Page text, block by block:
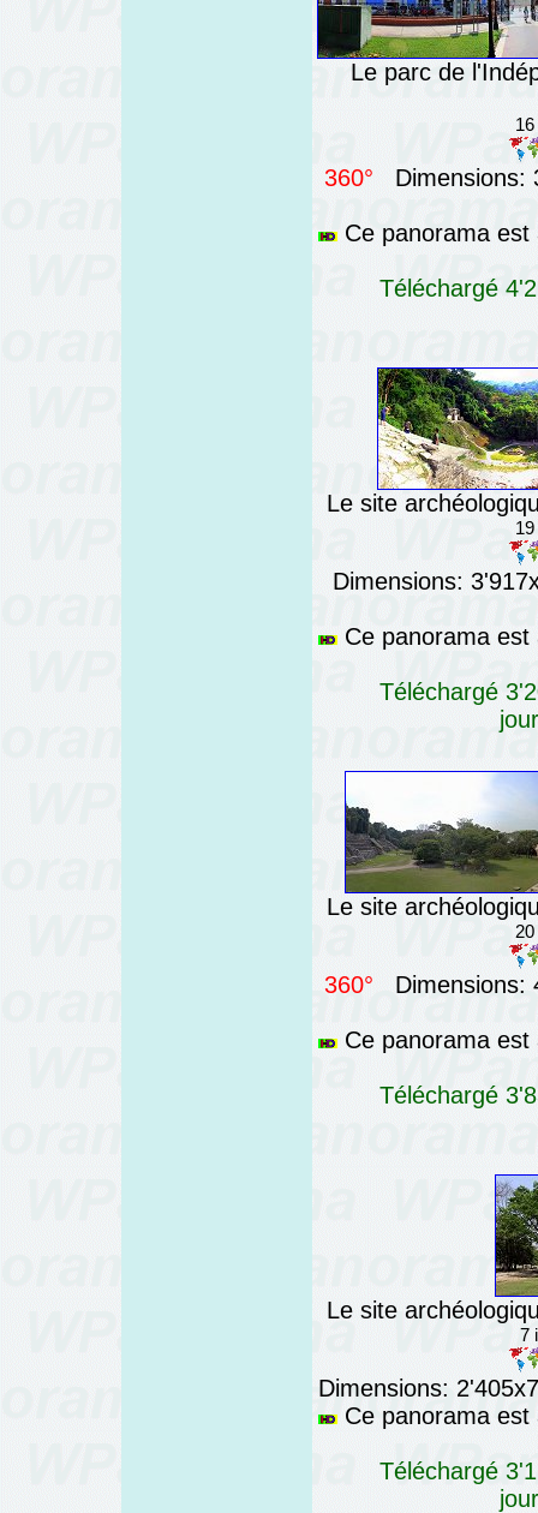
Le parc de
360° Dimensions:
Ce panorama est
Téléchargé
Le site
Dimensions:
Ce panorama est
Téléchargé
Le site
360° Dimensions:
Ce panorama est
Téléchargé
Le site
7
Dimensions:
Ce panorama est
Téléchargé